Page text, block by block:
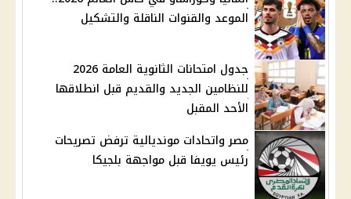
الموعد والقنوات الناقلة والتشكيل
جدول امتحانات الثانوية العامة 2026
للنظامين الجديد والقديم قبل انطلاقها
الأحد المقبل
مصر واتحادات مونديالية ترفض تصريحات
رئيس يويفا قبل مواجهة بلجيكا